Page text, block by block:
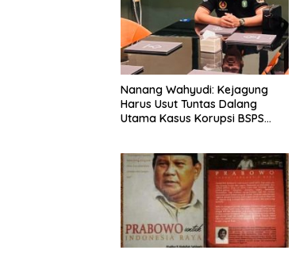
Nanang Wahyudi: Kejagung
Harus Usut Tuntas Dalang
Utama Kasus Korupsi BSPS